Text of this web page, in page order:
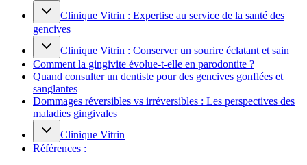
Clinique Vitrin : Expertise au service de la santé des
gencives
Clinique Vitrin : Conserver un sourire éclatant et sain
Comment la gingivite évolue-t-elle en parodontite ?
Quand consulter un dentiste pour des gencives gonflées et
sanglantes
Dommages réversibles vs irréversibles : Les perspectives des
maladies gingivales
Clinique Vitrin
Références :